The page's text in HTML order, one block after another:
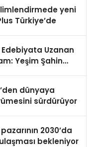
yeni
Türkiye’de
Uzanan
Yeşim Şahin
dünyaya
sürdürüyor
2030’da
bekleniyor